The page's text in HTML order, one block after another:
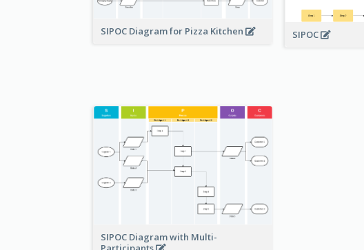
SIPOC Diagram for Pizza Kitchen SIPOC
SIPOC Diagram with Multi-